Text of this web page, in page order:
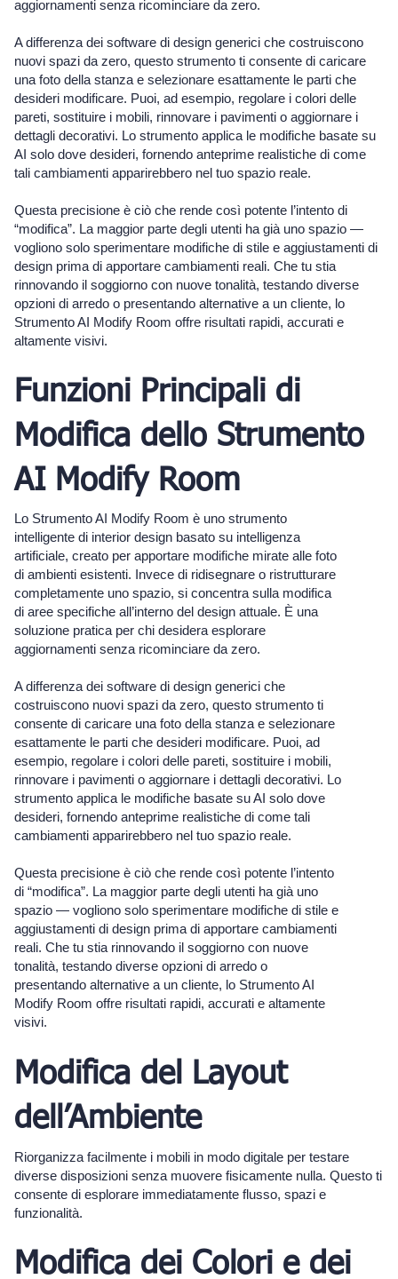
aggiornamenti senza ricominciare da zero.
A differenza dei software di design generici che costruiscono
nuovi spazi da zero, questo strumento ti consente di caricare
una foto della stanza e selezionare esattamente le parti che
desideri modificare. Puoi, ad esempio, regolare i colori delle
pareti, sostituire i mobili, rinnovare i pavimenti o aggiornare i
dettagli decorativi. Lo strumento applica le modifiche basate su
AI solo dove desideri, fornendo anteprime realistiche di come
tali cambiamenti apparirebbero nel tuo spazio reale.
Questa precisione è ciò che rende così potente l’intento di
“modifica”. La maggior parte degli utenti ha già uno spazio —
vogliono solo sperimentare modifiche di stile e aggiustamenti di
design prima di apportare cambiamenti reali. Che tu stia
rinnovando il soggiorno con nuove tonalità, testando diverse
opzioni di arredo o presentando alternative a un cliente, lo
Strumento AI Modify Room offre risultati rapidi, accurati e
altamente visivi.
Funzioni Principali di
Modifica dello Strumento
AI Modify Room
Lo Strumento AI Modify Room è uno strumento
intelligente di interior design basato su intelligenza
artificiale, creato per apportare modifiche mirate alle foto
di ambienti esistenti. Invece di ridisegnare o ristrutturare
completamente uno spazio, si concentra sulla modifica
di aree specifiche all’interno del design attuale. È una
soluzione pratica per chi desidera esplorare
aggiornamenti senza ricominciare da zero.
A differenza dei software di design generici che
costruiscono nuovi spazi da zero, questo strumento ti
consente di caricare una foto della stanza e selezionare
esattamente le parti che desideri modificare. Puoi, ad
esempio, regolare i colori delle pareti, sostituire i mobili,
rinnovare i pavimenti o aggiornare i dettagli decorativi. Lo
strumento applica le modifiche basate su AI solo dove
desideri, fornendo anteprime realistiche di come tali
cambiamenti apparirebbero nel tuo spazio reale.
Questa precisione è ciò che rende così potente l’intento
di “modifica”. La maggior parte degli utenti ha già uno
spazio — vogliono solo sperimentare modifiche di stile e
aggiustamenti di design prima di apportare cambiamenti
reali. Che tu stia rinnovando il soggiorno con nuove
tonalità, testando diverse opzioni di arredo o
presentando alternative a un cliente, lo Strumento AI
Modify Room offre risultati rapidi, accurati e altamente
visivi.
Modifica del Layout
dell’Ambiente
Riorganizza facilmente i mobili in modo digitale per testare
diverse disposizioni senza muovere fisicamente nulla. Questo ti
consente di esplorare immediatamente flusso, spazi e
funzionalità.
Modifica dei Colori e dei